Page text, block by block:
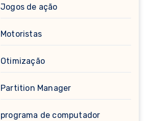
Jogos de ação
Motoristas
Otimização
Partition Manager
programa de computador